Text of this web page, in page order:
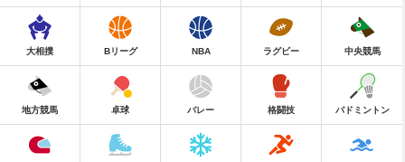
大相撲 Bリーグ NBA ラグビー 中央競馬
地方競馬 卓球 バレー 格闘技 バドミントン